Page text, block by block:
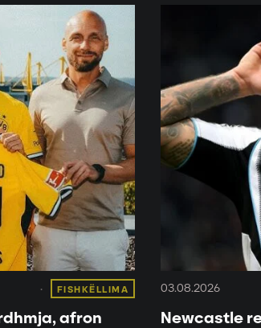
FISHKËLLIMA
afron
03.08.2026
Newcastle